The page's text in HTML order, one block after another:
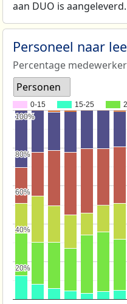
aan DUO is aangeleverd.
Personeel naar
Percentage
Personen
0-15 15-25
20%
20%
40%
40%
60%
60%
80%
80%
100%
100%